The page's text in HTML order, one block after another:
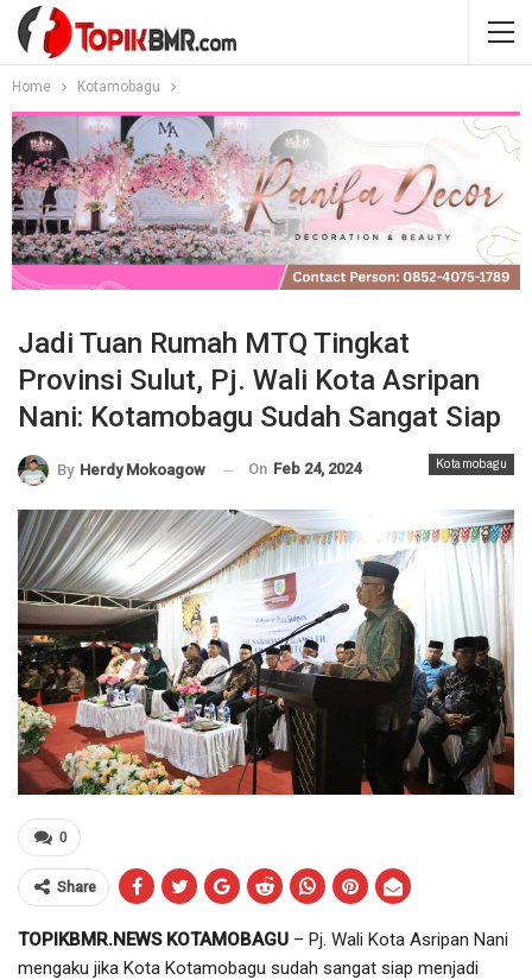
Home Kotamobagu
Jadi Tuan Rumah MTQ Tingkat
Provinsi Sulut, Pj. Wali Kota Asripan
Nani: Kotamobagu Sudah Sangat Siap
Kotamobagu
By Herdy Mokoagow On Feb 24, 2024
0
Share
TOPIKBMR.NEWS KOTAMOBAGU – Pj. Wali Kota Asripan Nani
mengaku jika Kota Kotamobagu sudah sangat siap menjadi